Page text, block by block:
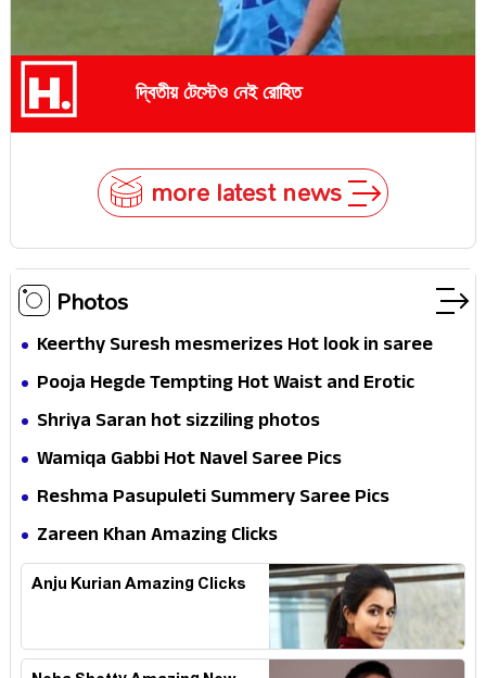
দ্বিতীয় টেস্টেও নেই রোহিত
more latest news
Photos
Keerthy Suresh mesmerizes Hot look in saree
Pooja Hegde Tempting Hot Waist and Erotic
Expression in Black Saree
Shriya Saran hot sizziling photos
Wamiqa Gabbi Hot Navel Saree Pics
Reshma Pasupuleti Summery Saree Pics
Zareen Khan Amazing Clicks
Anju Kurian Amazing Clicks